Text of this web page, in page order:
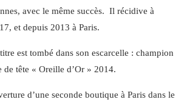
avec le même succès. Il récidive à
et depuis 2013 à Paris.
est tombé dans son escarcelle : champion
de tête « Oreille d’Or » 2014.
d’une seconde boutique à Paris dans le